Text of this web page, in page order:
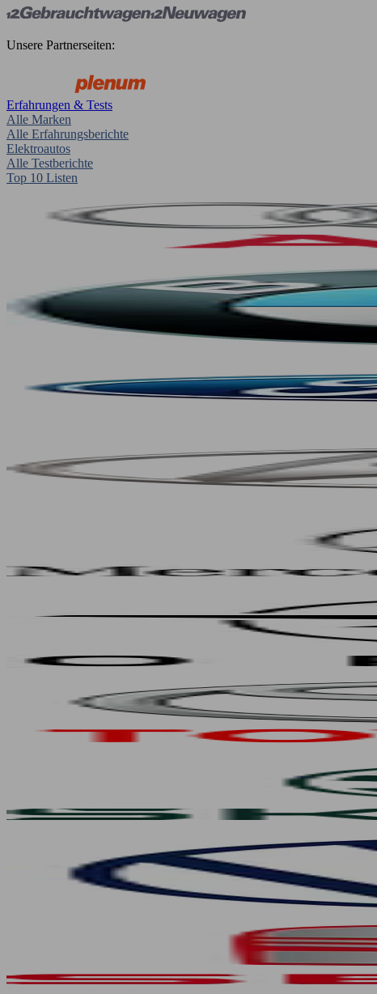
Unsere Partnerseiten:
Erfahrungen & Tests
Alle Marken
Alle Erfahrungsberichte
Elektroautos
Alle Testberichte
Top 10 Listen